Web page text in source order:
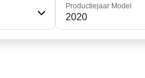
Productiejaar Model
2020